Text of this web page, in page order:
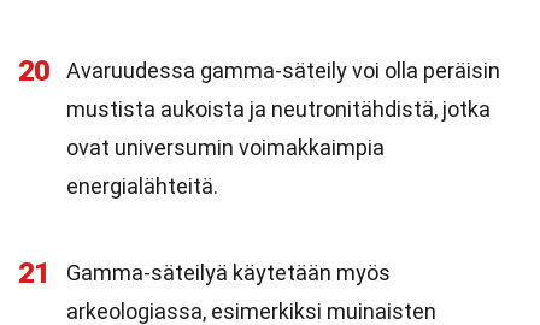
20
Avaruudessa gamma-säteily voi olla peräisin
mustista aukoista ja neutronitähdistä, jotka
ovat universumin voimakkaimpia
energialähteitä.
21
Gamma-säteilyä käytetään myös
arkeologiassa, esimerkiksi muinaisten